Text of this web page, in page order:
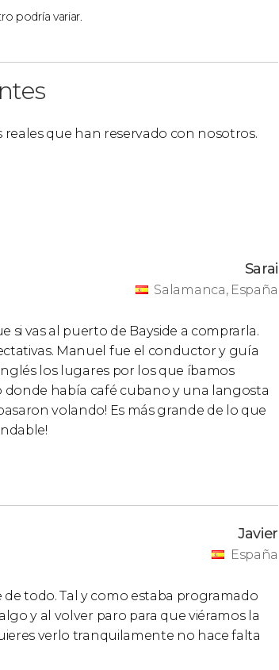
podría variar.
reales que han reservado con nosotros.
Sarai
Salamanca, España
si vas al puerto de Bayside a comprarla.
Manuel fue el conductor y guía
los lugares por los que íbamos
donde había café cubano y una langosta
volando! Es más grande de lo que
Javier
España
todo. Tal y como estaba programado
y al volver paro para que viéramos la
verlo tranquilamente no hace falta